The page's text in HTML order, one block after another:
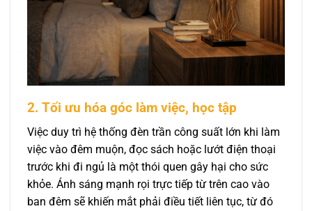
2. Tối ưu hóa góc làm việc, học tập
Việc duy trì hệ thống đèn trần công suất lớn khi làm
việc vào đêm muộn, đọc sách hoặc lướt điện thoại
trước khi đi ngủ là một thói quen gây hại cho sức
khỏe. Ánh sáng mạnh rọi trực tiếp từ trên cao vào
ban đêm sẽ khiến mắt phải điều tiết liên tục, từ đó